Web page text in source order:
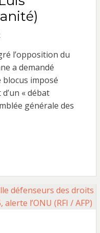
l’opposition du
a demandé
imposé
« débat
générale des